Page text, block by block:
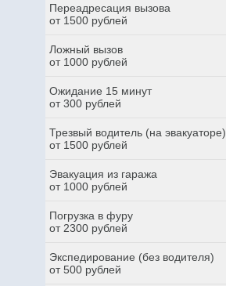
Переадресация вызова
от 1500 рублей
Ложный вызов
от 1000 рублей
Ожидание 15 минут
от 300 рублей
Трезвый водитель (на эвакуаторе)
от 1500 рублей
Эвакуация из гаража
от 1000 рублей
Погрузка в фуру
от 2300 рублей
Экспедирование (без водителя)
от 500 рублей